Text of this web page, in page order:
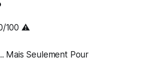
100 ⚠️
Mais Seulement Pour